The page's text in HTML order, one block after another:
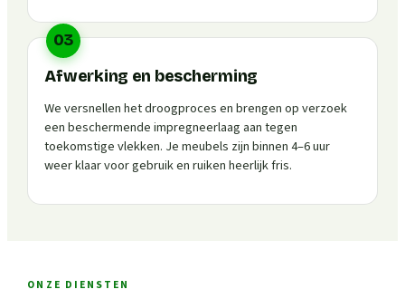
03
Afwerking en bescherming
We versnellen het droogproces en brengen op verzoek
een beschermende impregneerlaag aan tegen
toekomstige vlekken. Je meubels zijn binnen 4–6 uur
weer klaar voor gebruik en ruiken heerlijk fris.
ONZE DIENSTEN